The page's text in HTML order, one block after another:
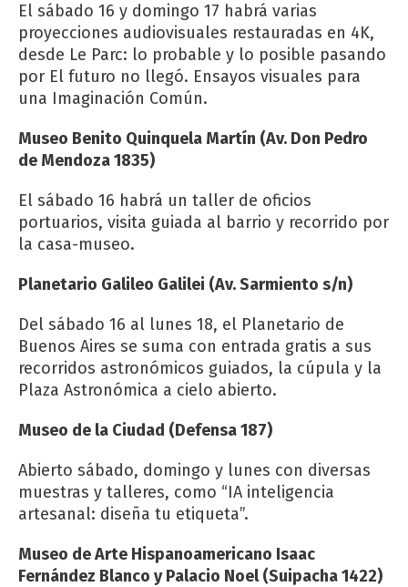
El sábado 16 y domingo 17 habrá varias
proyecciones audiovisuales restauradas en 4K,
desde Le Parc: lo probable y lo posible pasando
por El futuro no llegó. Ensayos visuales para
una Imaginación Común.
Museo Benito Quinquela Martín (Av. Don Pedro
de Mendoza 1835)
El sábado 16 habrá un taller de oficios
portuarios, visita guiada al barrio y recorrido por
la casa-museo.
Planetario Galileo Galilei (Av. Sarmiento s/n)
Del sábado 16 al lunes 18, el Planetario de
Buenos Aires se suma con entrada gratis a sus
recorridos astronómicos guiados, la cúpula y la
Plaza Astronómica a cielo abierto.
Museo de la Ciudad (Defensa 187)
Abierto sábado, domingo y lunes con diversas
muestras y talleres, como “IA inteligencia
artesanal: diseña tu etiqueta”.
Museo de Arte Hispanoamericano Isaac
Fernández Blanco y Palacio Noel (Suipacha 1422)